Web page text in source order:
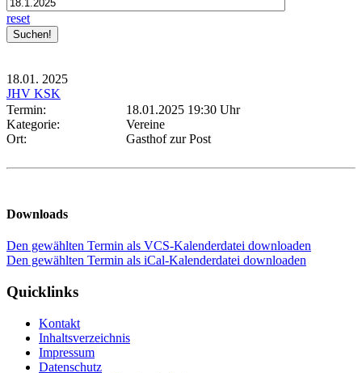
reset
18.01. 2025
JHV KSK
Termin:
18.01.2025 19:30 Uhr
Kategorie:
Vereine
Ort:
Gasthof zur Post
Downloads
Den gewählten Termin als VCS-Kalenderdatei downloaden
Den gewählten Termin als iCal-Kalenderdatei downloaden
Quicklinks
Kontakt
Inhaltsverzeichnis
Impressum
Datenschutz